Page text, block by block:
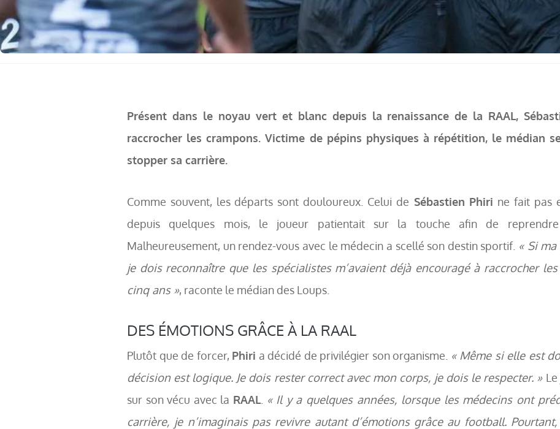
Présent dans le noyau vert et blanc depuis la renaissance de la RAAL,
raccrocher les crampons. Victime de pépins physiques à répétition, le médian
stopper sa carrière.
Comme souvent, les départs sont douloureux. Celui de Sébastien Phiri ne fait pas
depuis quelques mois, le joueur patientait sur la touche afin de
Malheureusement, un rendez-vous avec le médecin a scellé son destin sportif. « Si
je dois reconnaître que les spécialistes m’avaient déjà encouragé à raccrocher
cinq ans », raconte le médian des Loups.
DES ÉMOTIONS GRÂCE À LA RAAL
Plutôt que de forcer, Phiri a décidé de privilégier son organisme. « Même si elle est
décision est logique. Je dois rester correct avec mon corps, je dois le respecter. »
sur son vécu avec la RAAL « Il y a quelques années, lorsque les médecins ont
carrière, je n’imaginais pas revivre autant d’émotions grâce au football. Pourtant,